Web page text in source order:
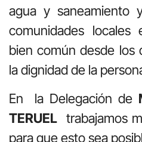
agua y saneamiento
comunidades
bien común desde los
la dignidad de la
En la Delegación de
TERUEL trabajamos
para que esto sea